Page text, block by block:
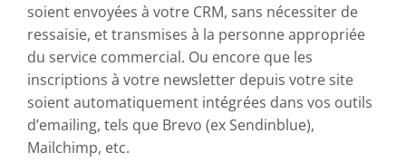
soient envoyées à votre CRM, sans nécessiter de
ressaisie, et transmises à la personne appropriée
du service commercial. Ou encore que les
inscriptions à votre newsletter depuis votre site
soient automatiquement intégrées dans vos outils
d’emailing, tels que Brevo (ex Sendinblue),
Mailchimp, etc.